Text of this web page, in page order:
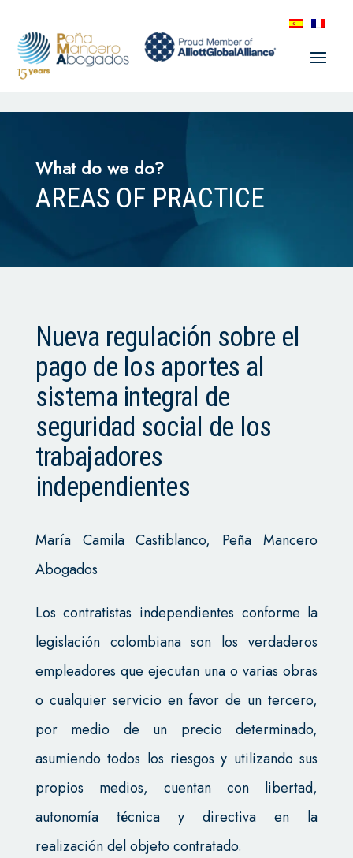
What do we do?
AREAS OF PRACTICE
Nueva regulación sobre el
pago de los aportes al
sistema integral de
seguridad social de los
trabajadores
independientes
María Camila Castiblanco, Peña Mancero
Abogados
Los contratistas independientes conforme la
legislación colombiana son los verdaderos
empleadores que ejecutan una o varias obras
o cualquier servicio en favor de un tercero,
por medio de un precio determinado,
asumiendo todos los riesgos y utilizando sus
propios medios, cuentan con libertad,
autonomía técnica y directiva en la
realización del objeto contratado.